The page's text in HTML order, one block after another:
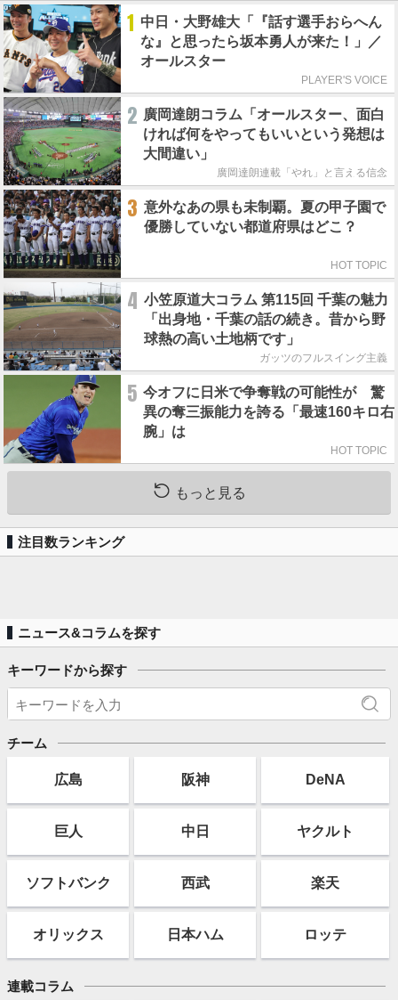
1 中日・大野雄大「『話す選手おらへん
な』と思ったら坂本勇人が来た！」／
オールスター
PLAYER'S VOICE
2 廣岡達朗コラム「オールスター、面白
ければ何をやってもいいという発想は
大間違い」
廣岡達朗連載「やれ」と言える信念
3 意外なあの県も未制覇。夏の甲子園で
優勝していない都道府県はどこ？
HOT TOPIC
4 小笠原道大コラム 第115回 千葉の魅力
「出身地・千葉の話の続き。昔から野
球熱の高い土地柄です」
ガッツのフルスイング主義
5 今オフに日米で争奪戦の可能性が 驚
異の奪三振能力を誇る「最速160キロ右
腕」は
HOT TOPIC
もっと見る
注目数ランキング
ニュース&コラムを探す
キーワードから探す
チーム
広島 阪神 DeNA
巨人 中日 ヤクルト
ソフトバンク 西武 楽天
オリックス 日本ハム ロッテ
連載コラム